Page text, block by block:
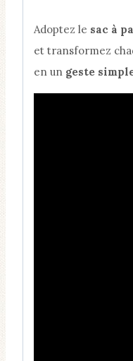
Adoptez le sac à
et transformez
en un geste